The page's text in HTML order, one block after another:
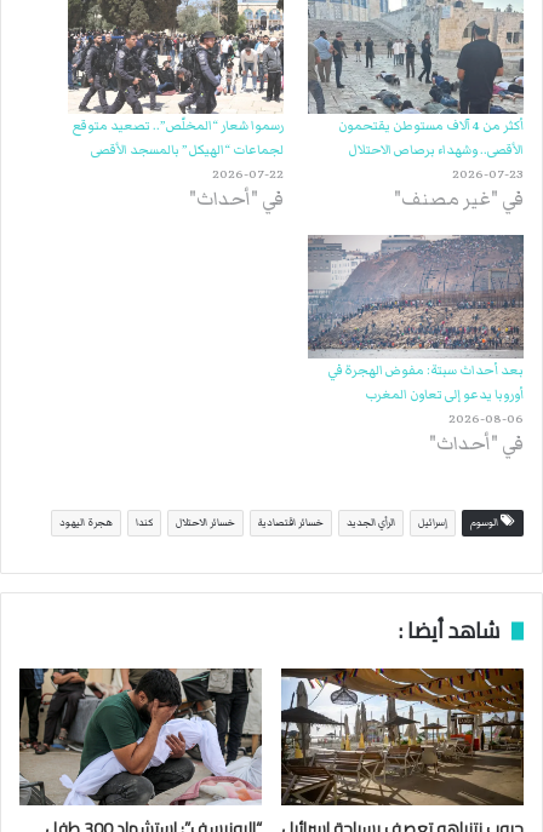
أكثر من 4 آلاف مستوطن يقتحمون
الأقصى.. وشهداء برصاص الاحتلال
2026-07-23
في "غير مصنف"
رسموا شعار “المخلّص”.. تصعيد متوقع
لجماعات “الهيكل” بالمسجد الأقصى
2026-07-22
في "أحداث"
بعد أحداث سبتة: مفوض الهجرة في
أوروبا يدعو إلى تعاون المغرب
2026-08-06
في "أحداث"
الوسوم إسرائيل الرأي الجديد خسائر اقتصادية خسائر الاحتلال كندا هجرة اليهود
شاهد أيضا :